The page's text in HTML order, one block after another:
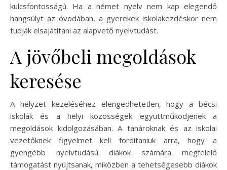
kulcsfontosságú. Ha a német nyelv nem kap elegendő
hangsúlyt az óvodában, a gyerekek iskolakezdéskor nem
tudják elsajátítani az alapvető nyelvtudást.
A jövőbeli megoldások
keresése
A helyzet kezeléséhez elengedhetetlen, hogy a bécsi
iskolák és a helyi közösségek együttműködjenek a
megoldások kidolgozásában. A tanároknak és az iskolai
vezetőknek figyelmet kell fordítaniuk arra, hogy a
gyengébb nyelvtudású diákok számára megfelelő
támogatást nyújtsanak, miközben a tehetségesebb diákok